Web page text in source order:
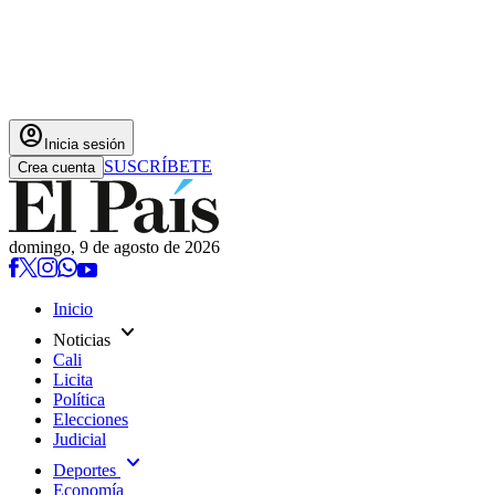
account_circle Inicia sesión
Crea cuenta SUSCRÍBETE
domingo, 9 de agosto de 2026
Inicio
Noticias expand_more
Cali
Licita
Política
Elecciones
Judicial
Deportes expand_more
Economía